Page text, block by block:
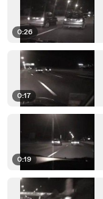
0:26
0:17
0:19